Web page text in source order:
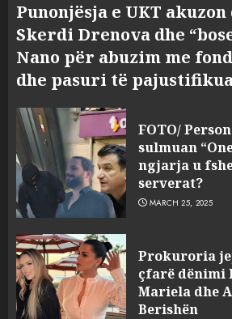
Punonjësja e UKT
Skerdi Drenova dhe
Nano për abuzim me
dhe pasuri të
FOTO/
sulmuan
ngjarja u
serverat?
MARCH 25, 2025
Prokuroria
çfarë dënimi
Mariela dhe
Berishën